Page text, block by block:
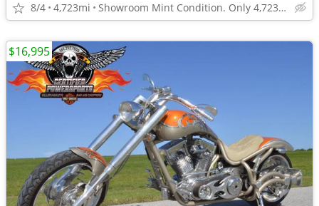
8/4 4,723mi Showroom Mint Condition. Only 4,723 Miles.
$16,995